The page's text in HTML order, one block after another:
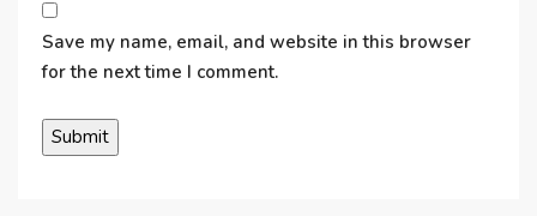
Save my name, email, and website in this browser
for the next time I comment.